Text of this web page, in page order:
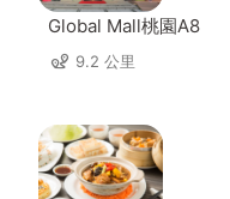
Global Mall桃園A8
9.2 公里